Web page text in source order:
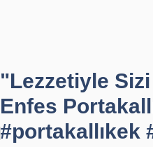
"Lezzetiyle
Enfes
#portakallıkek